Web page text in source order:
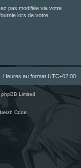
pas modifiée via votre
lors de votre
Heures au format UTC+02:00
Limited
Code